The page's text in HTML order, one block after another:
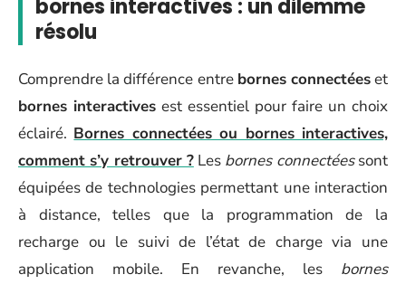
bornes interactives : un dilemme
résolu
Comprendre la différence entre bornes connectéeset
bornes interactives est essentiel pour faire un choix
éclairé. Bornes connectées ou bornes interactives,
comment s’y retrouver ?Les bornes connectéessont
équipées de technologies permettant une interaction
à distance, telles que la programmation de la
recharge ou le suivi de l’état de charge via une
application mobile. En revanche, les bornes